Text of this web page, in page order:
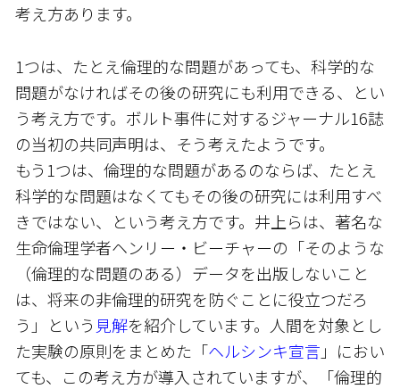
考え方あります。
1つは、たとえ倫理的な問題があっても、科学的な
問題がなければその後の研究にも利用できる、とい
う考え方です。ボルト事件に対するジャーナル16誌
の当初の共同声明は、そう考えたようです。
もう1つは、倫理的な問題があるのならば、たとえ
科学的な問題はなくてもその後の研究には利用すべ
きではない、という考え方です。井上らは、著名な
生命倫理学者ヘンリー・ビーチャーの「そのような
（倫理的な問題のある）データを出版しないこと
は、将来の非倫理的研究を防ぐことに役立つだろ
う」という 見解を紹介しています。人間を対象とし
た実験の原則をまとめた「ヘルシンキ宣言 」におい
ても、この考え方が導入されていますが、「倫理的